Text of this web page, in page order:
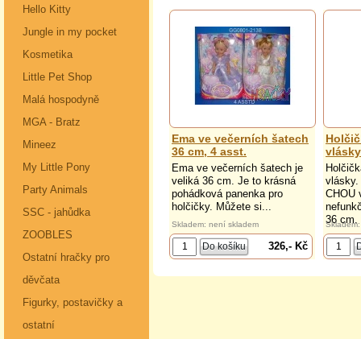
Hello Kitty
Jungle in my pocket
Kosmetika
Little Pet Shop
Malá hospodyně
MGA - Bratz
Mineez
My Little Pony
Party Animals
SSC - jahůdka
ZOOBLES
Ostatní hračky pro
děvčata
Figurky, postavičky a
ostatní
Ema ve večerních šatech
36 cm, 4 asst.
Ema ve večerních šatech je
veliká 36 cm. Je to krásná
pohádková panenka pro
holčičky. Můžete si...
Skladem: není skladem
326,- Kč
vlásky
vlásky.
CHOU
36 cm.